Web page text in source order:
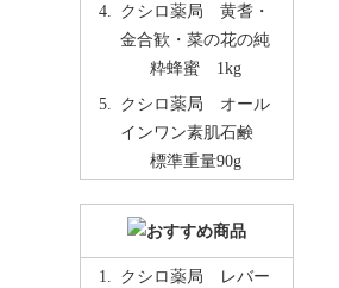
クシロ薬局 黄耆・
金合歓・菜の花の純
粋蜂蜜 1kg
クシロ薬局 オール
インワン素肌石鹸
標準重量90g
クシロ薬局 レバー